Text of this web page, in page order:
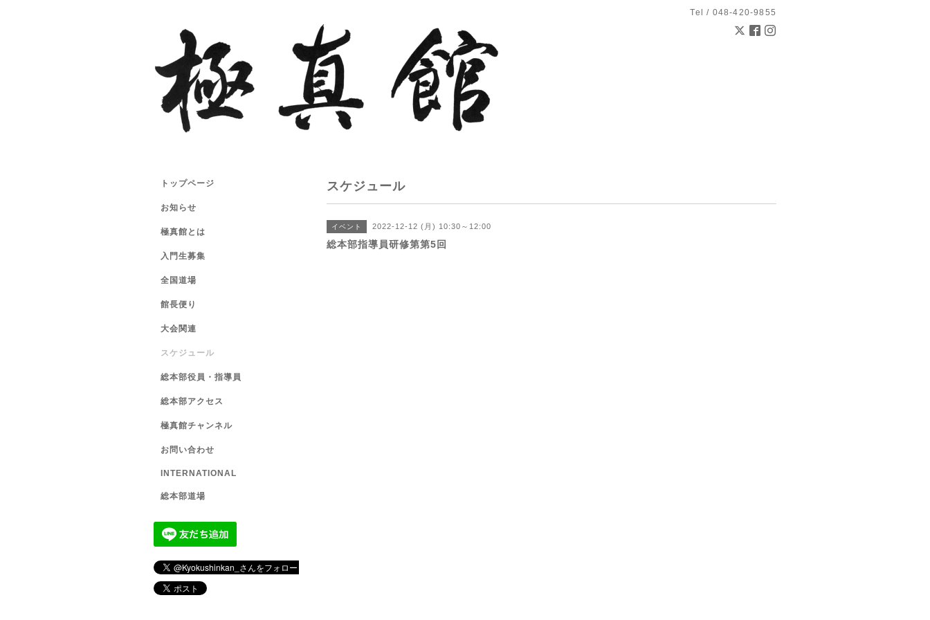
Tel / 048-420-9855
スケジュール
イベント 2022-12-12 (月) 10:30～12:00
総本部指導員研修第第5回
トップページ
お知らせ
極真館とは
入門生募集
全国道場
館長便り
大会関連
スケジュール
総本部役員・指導員
総本部アクセス
極真館チャンネル
お問い合わせ
INTERNATIONAL
総本部道場